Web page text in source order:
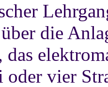
die
das
vier